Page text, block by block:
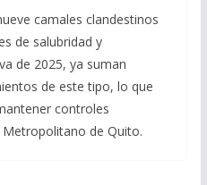
camales clandestinos
de salubridad y
de 2025, ya suman
de este tipo, lo que
controles
de Quito.